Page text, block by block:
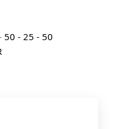
50 - 25 - 50